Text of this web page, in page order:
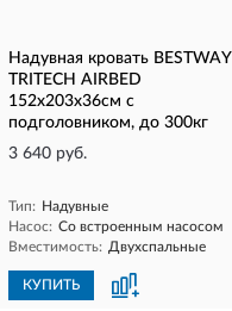
Надувная кровать BESTWAY
TRITECH AIRBED
152х203х36см с
подголовником, до 300кг
3 640 руб.
Тип: Надувные
Насос: Со встроенным насосом
Вместимость: Двухспальные
КУПИТЬ